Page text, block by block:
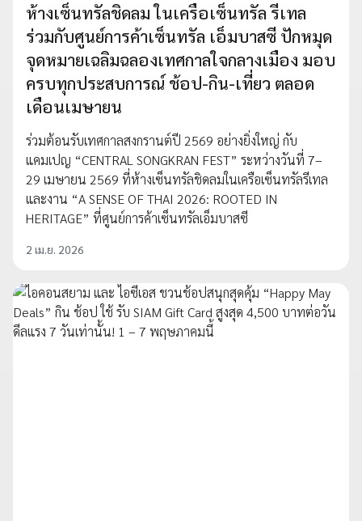
ห้างเซ็นทรัลชิดลม ในเครือเซ็นทรัล รีเทล
ร่วมกับศูนย์การค้าเซ็นทรัล เอ็มบาสซี ปักหมุด
จุดหมายเฉลิมฉลองเทศกาลใจกลางเมือง มอบ
ครบทุกประสบการณ์ ช้อป-กิน-เที่ยว ตลอด
เดือนเมษายน
ร่วมต้อนรับเทศกาลสงกรานต์ปี 2569 อย่างยิ่งใหญ่ กับ
แคมเปญ “CENTRAL SONGKRAN FEST” ระหว่างวันที่ 7–
29 เมษายน 2569 ที่ห้างเซ็นทรัลชิดลมในเครือเซ็นทรัลรีเทล
และงาน “A SENSE OF THAI 2026: ROOTED IN
HERITAGE” ที่ศูนย์การค้าเซ็นทรัลเอ็มบาสซี
2 เม.ย. 2026